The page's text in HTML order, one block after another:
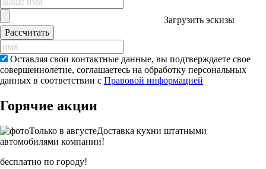
Загрузить эскизы
Рассчитать
Оставляя свои контактные данные, вы подтверждаете свое
совершеннолетие, соглашаетесь на обработку персональных
данных в соответствии с Правовой информацией
Горячие акции
Только в августеДоставка кухни штатными
автомобилями компании!
бесплатно по городу!